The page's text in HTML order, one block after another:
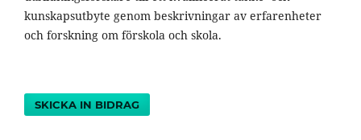
kunskapsutbyte genom beskrivningar av erfarenheter
och forskning om förskola och skola.
SKICKA IN BIDRAG